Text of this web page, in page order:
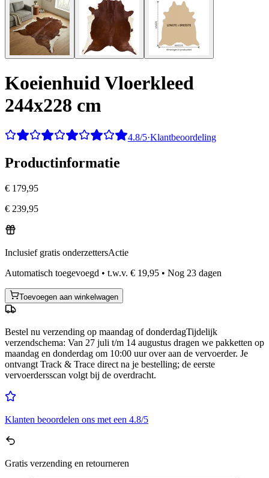
Koeienhuid Vloerkleed
244x228 cm
4.8/5·Klantbeoordeling
Productinformatie
€ 179,95
€ 239,95
Inclusief gratis onderzettersActie
Automatisch toegevoegd • t.w.v. € 19,95 • Nog 23 dagen
Toevoegen aan winkelwagen
Bestel nu verzending op maandag of donderdagTijdelijk
verzendschema: Van 27 juli t/m 14 augustus dragen we pakketten op
maandag en donderdag om 10:00 uur over aan de vervoerder. Je
ontvangt Track & Trace direct na je bestelling; de eerste
vervoerdersscan volgt bij de overdracht.
Klanten beoordelen ons met een 4.8/5
Gratis verzending en retourneren